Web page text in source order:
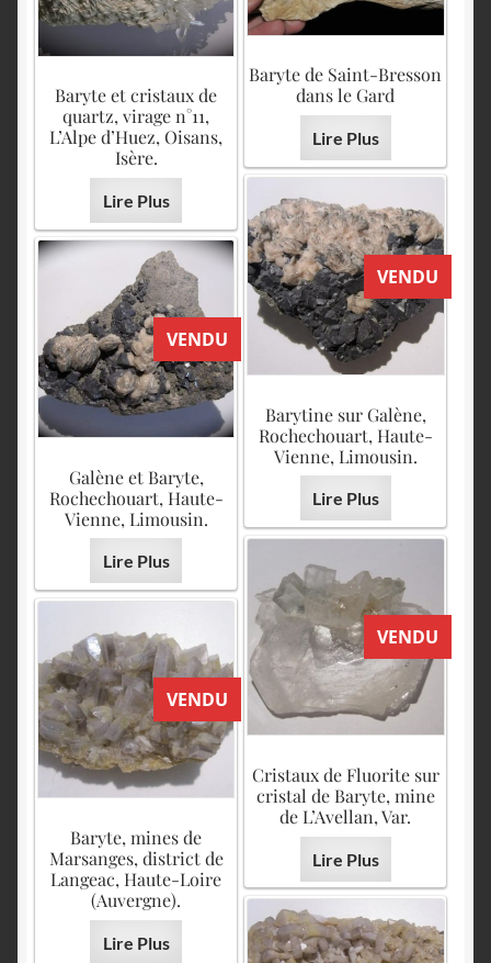
Baryte de Saint-Bresson
dans le Gard
Lire Plus
Baryte et cristaux de
quartz, virage n°11,
L’Alpe d’Huez, Oisans,
Isère.
Lire Plus
VENDU
Barytine sur Galène,
Rochechouart, Haute-
Vienne, Limousin.
Lire Plus
VENDU
Galène et Baryte,
Rochechouart, Haute-
Vienne, Limousin.
Lire Plus
VENDU
Cristaux de Fluorite sur
cristal de Baryte, mine
de L’Avellan, Var.
Lire Plus
VENDU
Baryte, mines de
Marsanges, district de
Langeac, Haute-Loire
(Auvergne).
Lire Plus